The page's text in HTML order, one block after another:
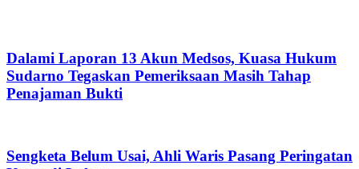
Dalami Laporan 13 Akun Medsos, Kuasa Hukum
Sudarno Tegaskan Pemeriksaan Masih Tahap
Penajaman Bukti
Sengketa Belum Usai, Ahli Waris Pasang Peringatan